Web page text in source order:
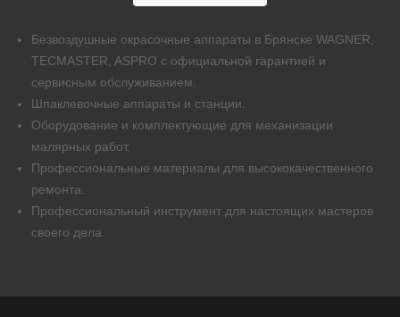
Безвоздушные окрасочные аппараты в Брянске WAGNER,
TECMASTER, ASPRO с официальной гарантией и
сервисным обслуживанием.
Шпаклевочные аппараты и станции.
Оборудование и комплектующие для механизации
малярных работ.
Профессиональные материалы для высококачественного
ремонта.
Профессиональный инструмент для настоящих мастеров
своего дела.